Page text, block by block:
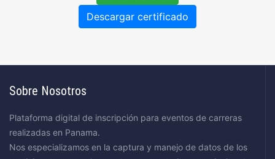
Descargar certificado
Sobre Nosotros
Plataforma digital de inscripción para eventos de carreras
realizadas en Panama.
Nos especializamos en la captura y manejo de datos de los